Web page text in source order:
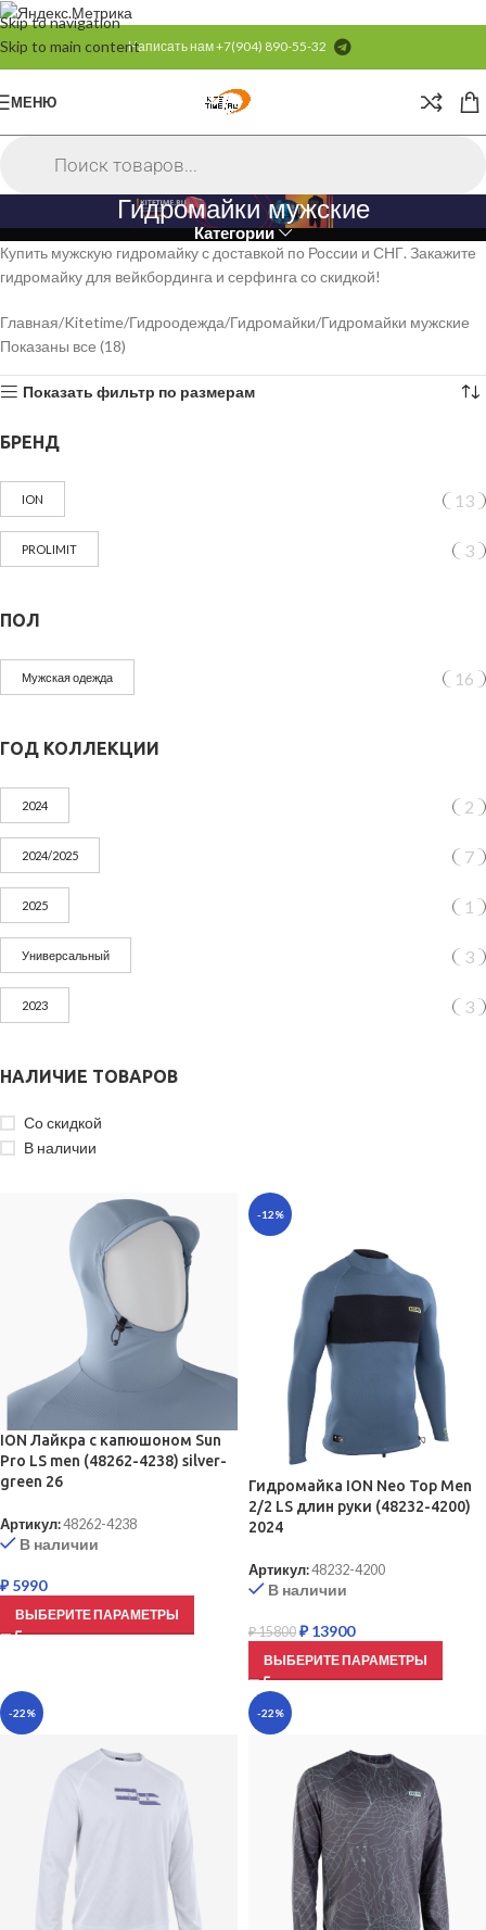
Skip to navigation
Skip to main contentНаписать нам+7(904) 890-55-32
МЕНЮ
Гидромайки мужские
Категории
Купить мужскую гидромайку с доставкой по России и СНГ. Закажите
гидромайку для вейкбординга и серфинга со скидкой!
Главная Kitetime Гидроодежда Гидромайки Гидромайки мужские
Показаны все (18)
Показать фильтр по размерам
БРЕНД
ION 13
PROLIMIT 3
ПОЛ
Мужская одежда 16
ГОД КОЛЛЕКЦИИ
2024 2
2024/2025 7
2025 1
Универсальный 3
2023 3
НАЛИЧИЕ ТОВАРОВ
Со скидкой
В наличии
ION Лайкра с капюшоном Sun
Pro LS men (48262-4238) silver-
green 26
Артикул:48262-4238
В наличии
₽5990
ВЫБЕРИТЕ ПАРАМЕТРЫ
-12%
Гидромайка ION Neo Top Men
2/2 LS длин руки (48232-4200)
2024
Артикул:48232-4200
В наличии
₽15800 ₽13900
ВЫБЕРИТЕ ПАРАМЕТРЫ
-22% -22%